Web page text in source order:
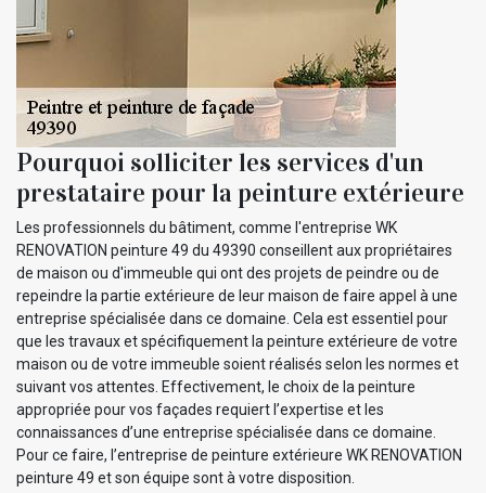
Pourquoi solliciter les services d'un
prestataire pour la peinture extérieure
Les professionnels du bâtiment, comme l'entreprise WK
RENOVATION peinture 49 du 49390 conseillent aux propriétaires
de maison ou d'immeuble qui ont des projets de peindre ou de
repeindre la partie extérieure de leur maison de faire appel à une
entreprise spécialisée dans ce domaine. Cela est essentiel pour
que les travaux et spécifiquement la peinture extérieure de votre
maison ou de votre immeuble soient réalisés selon les normes et
suivant vos attentes. Effectivement, le choix de la peinture
appropriée pour vos façades requiert l’expertise et les
connaissances d’une entreprise spécialisée dans ce domaine.
Pour ce faire, l’entreprise de peinture extérieure WK RENOVATION
peinture 49 et son équipe sont à votre disposition.